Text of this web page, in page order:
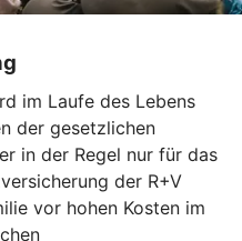
im Laufe des Lebens
der gesetzlichen
in der Regel nur für das
der R+V
vor hohen Kosten im